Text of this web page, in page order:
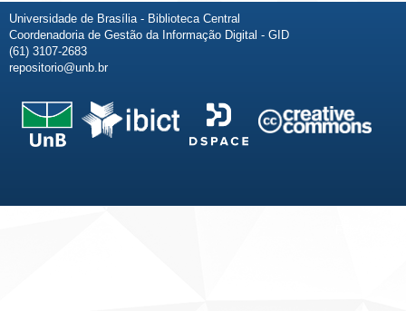
Universidade de Brasília - Biblioteca Central
Coordenadoria de Gestão da Informação Digital - GID
(61) 3107-2683
repositorio@unb.br